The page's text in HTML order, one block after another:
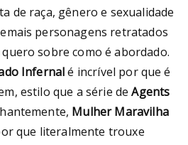
de raça, gênero e sexualidade
personagens retratados
sobre como é abordado.
Infernalé incrível por que é
estilo que a série deAgents
Mulher Maravilha
que literalmente trouxe